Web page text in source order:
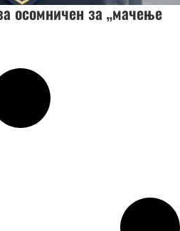
осомничен за „мачење